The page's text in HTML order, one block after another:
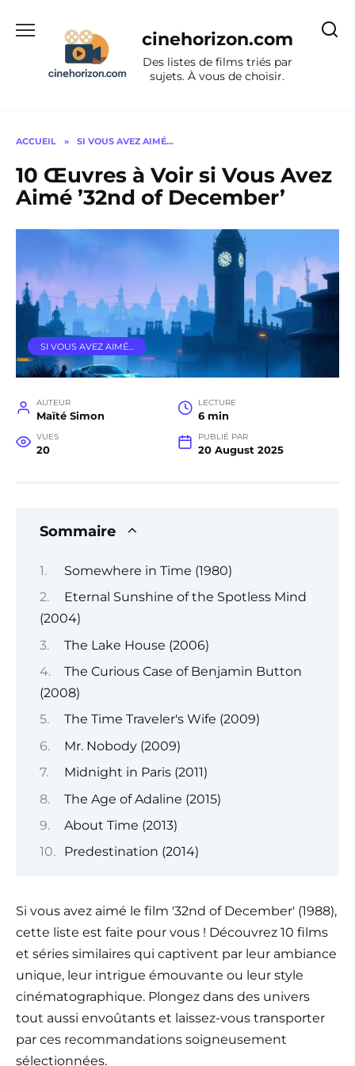
cinehorizon.com
Des listes de films triés par
sujets. À vous de choisir.
ACCUEIL » SI VOUS AVEZ AIMÉ…
10 Œuvres à Voir si Vous Avez
Aimé ’32nd of December’
SI VOUS AVEZ AIMÉ…
AUTEUR
Maïté Simon
LECTURE
6 min
VUES
20
PUBLIÉ PAR
20 August 2025
Sommaire
Somewhere in Time (1980)
Eternal Sunshine of the Spotless Mind
(2004)
The Lake House (2006)
The Curious Case of Benjamin Button
(2008)
The Time Traveler's Wife (2009)
Mr. Nobody (2009)
Midnight in Paris (2011)
The Age of Adaline (2015)
About Time (2013)
Predestination (2014)
Si vous avez aimé le film '32nd of December' (1988),
cette liste est faite pour vous ! Découvrez 10 films
et séries similaires qui captivent par leur ambiance
unique, leur intrigue émouvante ou leur style
cinématographique. Plongez dans des univers
tout aussi envoûtants et laissez-vous transporter
par ces recommandations soigneusement
sélectionnées.